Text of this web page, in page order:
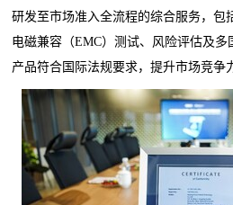
研发至市场准入全流程的综合服务，包
电磁兼容（EMC）测试、风险评估及
产品符合国际法规要求，提升市场竞争